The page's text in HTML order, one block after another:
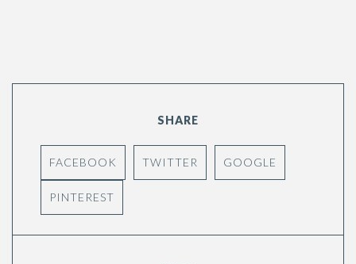
SHARE
FACEBOOK TWITTER GOOGLE
PINTEREST